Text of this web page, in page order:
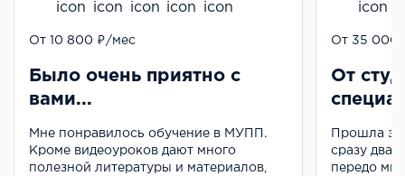
Диетолог-нутрициолог
От 10 800 ₽/мес
Было очень приятно с
вами...
Мне понравилось обучение в МУПП.
Кроме видеоуроков дают много
полезной литературы и материалов,
От 35 000
От
Прошла
сразу два
передо